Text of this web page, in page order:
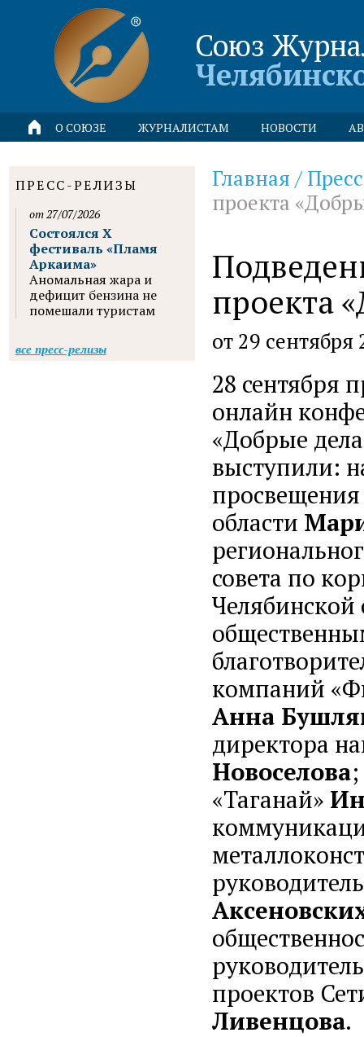
Союз
О СОЮЗЕ ЖУРНАЛИСТАМ НОВОСТИ
Главная /
проекта
проекта
от 29 сентября
28 сентября
онлайн
«Добрые
выступили:
области
совета по
компаний
Анна
директора
Новоселова;
«Таганай»
проектов
Ливенцова.
ПРЕСС-РЕЛИЗЫ
от 27/07/2026
Состоялся X
фестиваль «Пламя
Аркаима»
Аномальная жара и
дефицит бензина не
помешали туристам
все пресс-релизы